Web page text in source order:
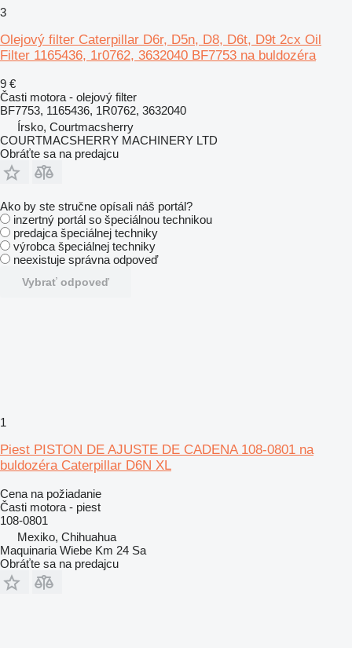
3
Olejový filter Caterpillar D6r, D5n, D8, D6t, D9t 2cx Oil
Filter 1165436, 1r0762, 3632040 BF7753 na buldozéra
9 €
Časti motora - olejový filter
BF7753, 1165436, 1R0762, 3632040
Írsko, Courtmacsherry
COURTMACSHERRY MACHINERY LTD
Obráťte sa na predajcu
Ako by ste stručne opísali náš portál?
inzertný portál so špeciálnou technikou
predajca špeciálnej techniky
výrobca špeciálnej techniky
neexistuje správna odpoveď
Vybrať odpoveď
1
Piest PISTON DE AJUSTE DE CADENA 108-0801 na
buldozéra Caterpillar D6N XL
Cena na požiadanie
Časti motora - piest
108-0801
Mexiko, Chihuahua
Maquinaria Wiebe Km 24 Sa
Obráťte sa na predajcu